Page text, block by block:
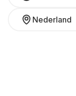
Nederland